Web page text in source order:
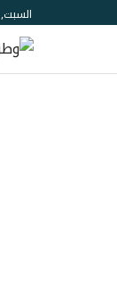
السبت, 8 أغسطس 2026